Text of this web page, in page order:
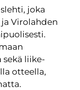
joka
Virolahden
liike-
otteella,